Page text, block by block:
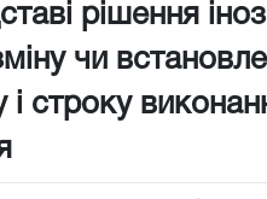
рішення
чи
строку